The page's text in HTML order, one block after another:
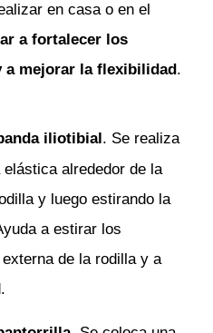
en casa o en el
a fortalecer los
a mejorar la flexibilidad.
iliotibial. Se realiza
alrededor de la
y luego estirando la
a estirar los
de la rodilla y a